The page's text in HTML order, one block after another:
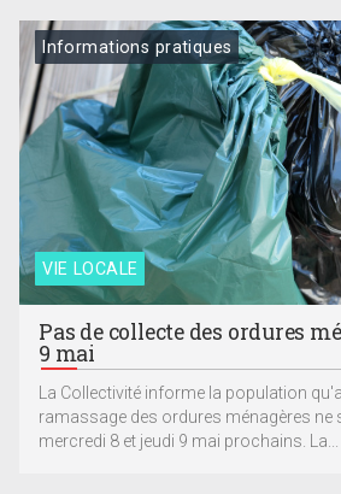
VIE LOCALE
Informations pratiques
Pas de collecte des ordures
9 mai
La Collectivité informe la population
ramassage des ordures ménagères ne
mercredi 8 et jeudi 9 mai prochains. La...